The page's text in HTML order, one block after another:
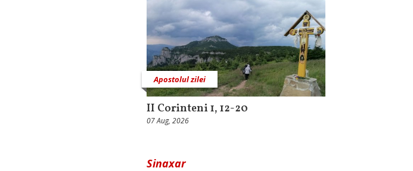
Apostolul zilei
II Corinteni 1, 12-20
07 Aug, 2026
Sinaxar